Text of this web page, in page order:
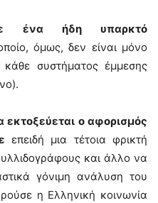
ένα ήδη υπαρκτό
όμως, δεν είναι μόνο
συστήματος έμμεσης
εκτοξεύεται ο αφορισμός
επειδή μια τέτοια φρικτή
και άλλο να
γόνιμη ανάλυση του
η Ελληνική κοινωνία